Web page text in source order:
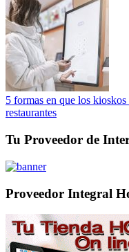
5 formas en que los
restaurantes
Tu Proveedor de
Proveedor Integral